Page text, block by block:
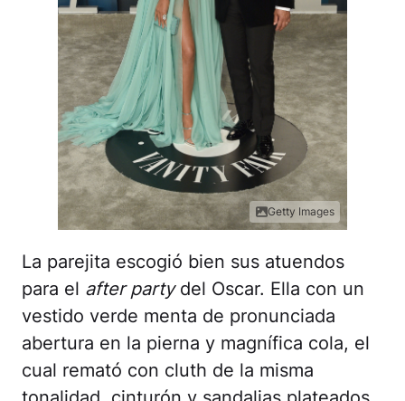
Getty Images
La parejita escogió bien sus atuendos
para elafter partydel Oscar. Ella con un
abertura en la pierna y magnífica cola, el
cual remató con cluth de la misma
tonalidad, cinturón y sandalias plateados.
Legend optó por un traje negro de
etiqueta elegantísimo.